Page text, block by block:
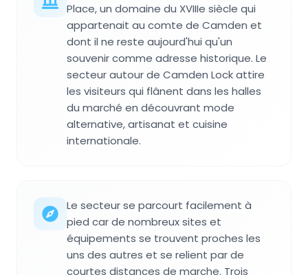
Place, un domaine du XVIIIe siècle qui
appartenait au comte de Camden et
dont il ne reste aujourd'hui qu'un
souvenir comme adresse historique. Le
secteur autour de Camden Lock attire
les visiteurs qui flânent dans les halles
du marché en découvrant mode
alternative, artisanat et cuisine
internationale.
Le secteur se parcourt facilement à
pied car de nombreux sites et
équipements se trouvent proches les
uns des autres et se relient par de
courtes distances de marche. Trois